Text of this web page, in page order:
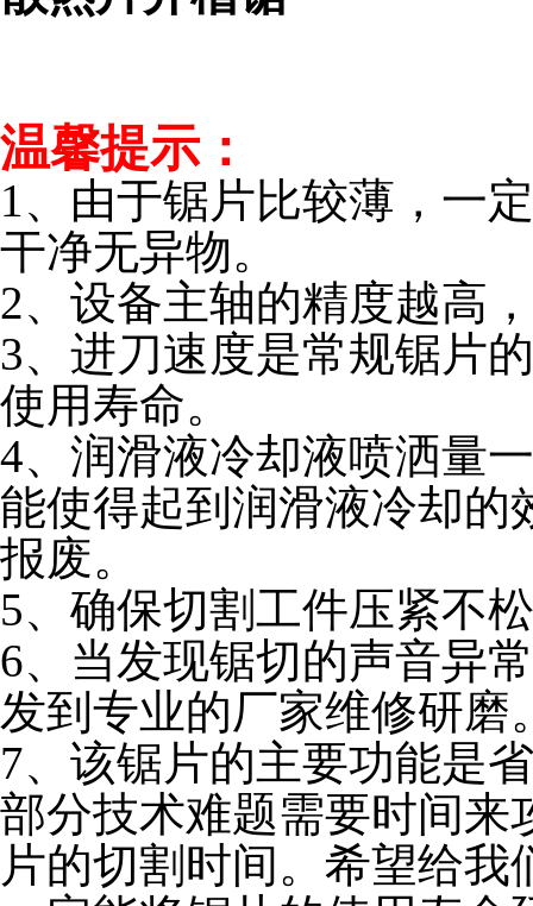
温馨提示：
1、由于锯片比较薄，一
干净无异物。
2、设备主轴的精度越高
3、进刀速度是常规锯片
使用寿命。
4、润滑液冷却液喷洒量
能使得起到润滑液冷却的
报废。
5、确保切割工件压紧不
6、当发现锯切的声音异
发到专业的厂家维修研磨
7、该锯片的主要功能是
部分技术难题需要时间来
片的切割时间。希望给